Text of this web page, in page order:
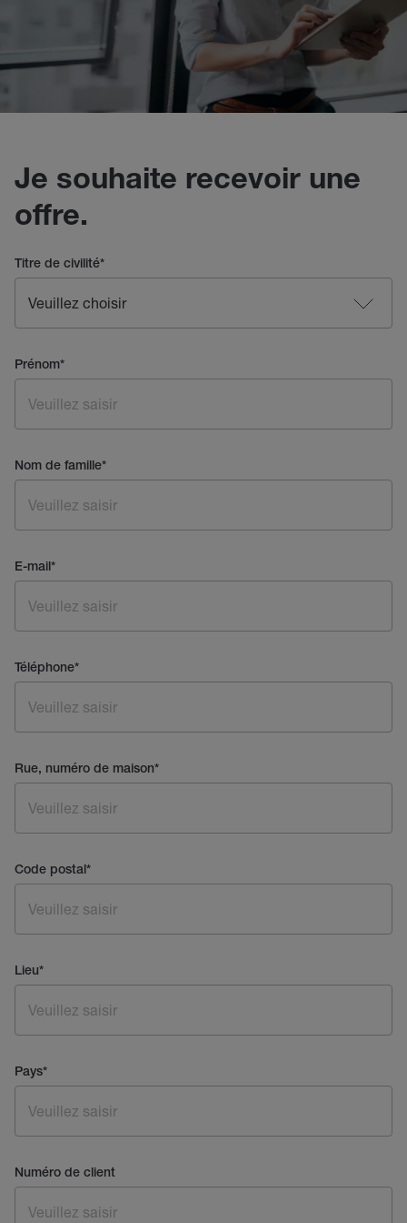
Je souhaite recevoir une
offre.
Titre de civilité*
Prénom*
Nom de famille*
E-mail*
Téléphone*
Rue, numéro de maison*
Code postal*
Lieu*
Pays*
Numéro de client